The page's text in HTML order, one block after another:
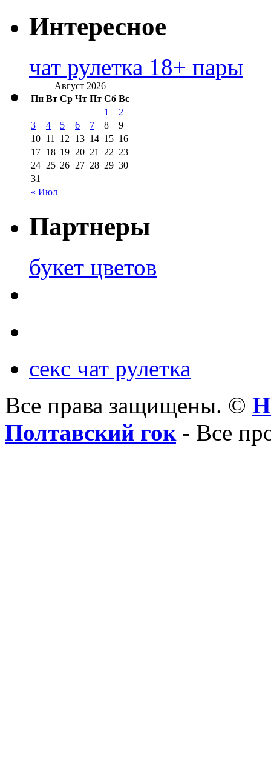
Интересное
чат рулетка 18+ пары
Август 2026
Пн Вт Ср Чт Пт Сб Вс
« Июл
1
2
3
4 5 6 7 8
9
10 11 12 13 14 15 16
17 18 19 20 21 22 23
24 25 26 27 28 29 30
31
Партнеры
букет цветов
секс чат рулетка
Все права защищены. ©
Полтавский гок- Все